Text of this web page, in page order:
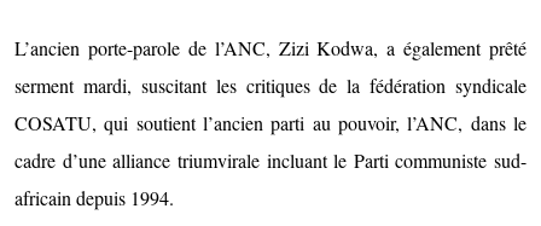
L’ancien porte-parole de l’ANC, Zizi Kodwa, a également prêté
serment mardi, suscitant les critiques de la fédération syndicale
COSATU, qui soutient l’ancien parti au pouvoir, l’ANC, dans le
cadre d’une alliance triumvirale incluant le Parti communiste sud-
africain depuis 1994.